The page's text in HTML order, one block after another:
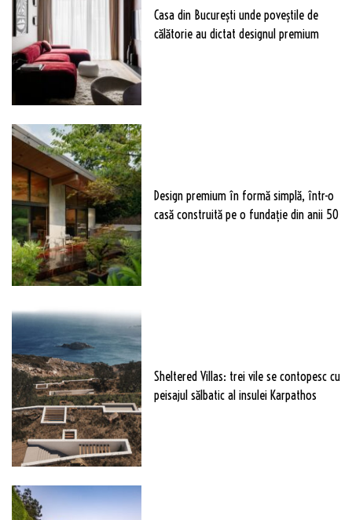
Casa din București unde poveștile de
călătorie au dictat designul premium
Design premium în formă simplă, într-o
casă construită pe o fundație din anii 50
Sheltered Villas: trei vile se contopesc cu
peisajul sălbatic al insulei Karpathos